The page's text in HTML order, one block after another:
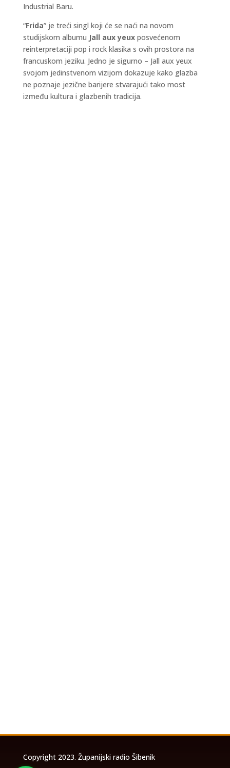
Industrial Baru.
“Frida” je treći singl koji će se naći na novom
studijskom albumu Jall aux yeuxposvećenom
reinterpretaciji pop i rock klasika s ovih prostora na
francuskom jeziku. Jedno je sigurno – Jall aux yeux
svojom jedinstvenom vizijom dokazuje kako glazba
ne poznaje jezične barijere stvarajući tako most
između kultura i glazbenih tradicija.
Copyright 2023. Županijski radio Šibenik